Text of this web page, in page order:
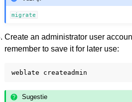
migrate
Create an administrator user
remember to save it for later use:
weblate
Sugestie